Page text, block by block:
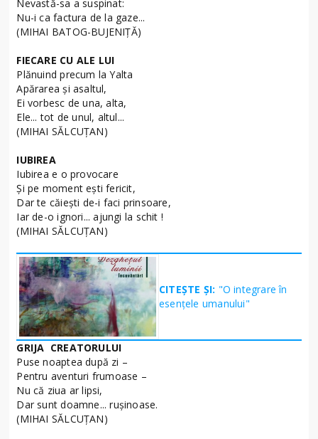
Nevastă-sa a suspinat:
Nu-i ca factura de la gaze...
(MIHAI BATOG-BUJENIŢĂ)
FIECARE CU ALE LUI
Plănuind precum la Yalta
Apărarea şi asaltul,
Ei vorbesc de una, alta,
Ele... tot de unul, altul...
(MIHAI SĂLCUŢAN)
IUBIREA
Iubirea e o provocare
Şi pe moment eşti fericit,
Dar te căieşti de-i faci prinsoare,
Iar de-o ignori... ajungi la schit !
(MIHAI SĂLCUŢAN)
CITEȘTE ȘI: "O integrare în
esențele umanului"
GRIJA CREATORULUI
Puse noaptea după zi –
Pentru aventuri frumoase –
Nu că ziua ar lipsi,
Dar sunt doamne... ruşinoase.
(MIHAI SĂLCUŢAN)